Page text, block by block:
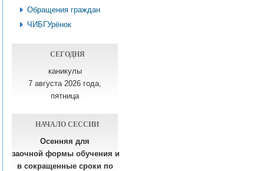
Обращения граждан
ЧИБГУрёнок
СЕГОДНЯ
каникулы
7 августа 2026 года,
пятница
НАЧАЛО СЕССИИ
Осенняя для
заочной формы обучения и
в сокращенные сроки по